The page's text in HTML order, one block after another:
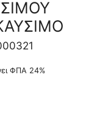
ΦΠΑ 24%